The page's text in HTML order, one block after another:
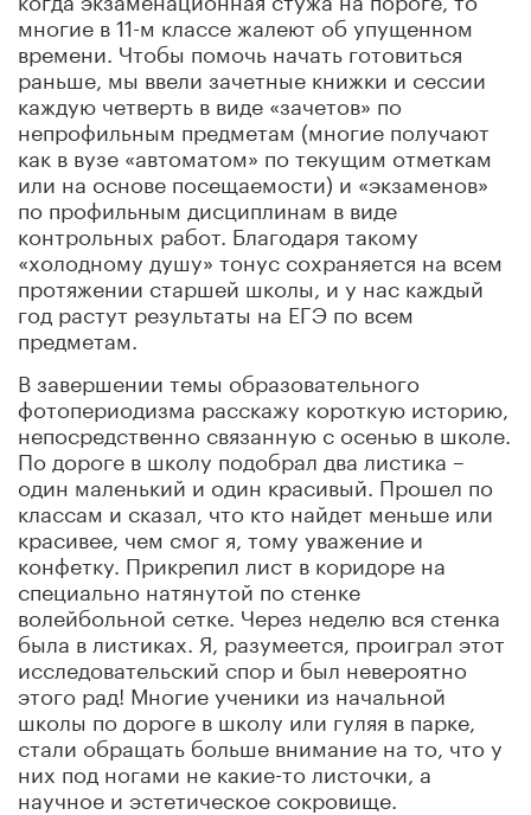
многие в 11-м классе жалеют об упущенном
времени. Чтобы помочь начать готовиться
раньше, мы ввели зачетные книжки и сессии
каждую четверть в виде «зачетов» по
непрофильным предметам (многие получают
как в вузе «автоматом» по текущим отметкам
или на основе посещаемости) и «экзаменов»
по профильным дисциплинам в виде
контрольных работ. Благодаря такому
«холодному душу» тонус сохраняется на всем
протяжении старшей школы, и у нас каждый
год растут результаты на ЕГЭ по всем
предметам.
В завершении темы образовательного
фотопериодизма расскажу короткую историю,
непосредственно связанную с осенью в школе.
По дороге в школу подобрал два листика –
один маленький и один красивый. Прошел по
классам и сказал, что кто найдет меньше или
красивее, чем смог я, тому уважение и
конфетку. Прикрепил лист в коридоре на
специально натянутой по стенке
волейбольной сетке. Через неделю вся стенка
была в листиках. Я, разумеется, проиграл этот
исследовательский спор и был невероятно
этого рад! Многие ученики из начальной
школы по дороге в школу или гуляя в парке,
стали обращать больше внимание на то, что у
них под ногами не какие-то листочки, а
научное и эстетическое сокровище.